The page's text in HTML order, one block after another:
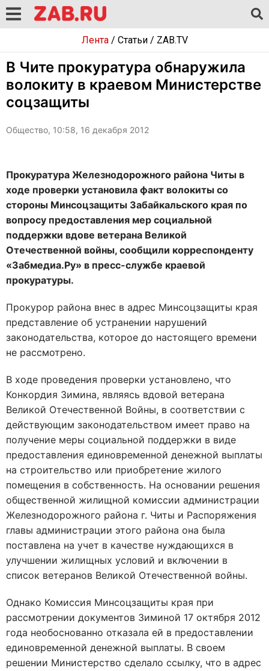
Лента/ Статьи/ ZAB.TV
В Чите прокуратура обнаружила
волокиту в краевом Министерстве
соцзащиты
Общество, 10:58, 16 декабря 2012
Прокуратура Железнодорожного района Читы в
ходе проверки установила факт волокиты со
стороны Минсоцзащиты Забайкальского края по
вопросу предоставления мер социальной
поддержки вдове ветерана Великой
Отечественной войны, сообщили корреспонденту
«Забмедиа.Ру» в пресс-службе краевой
прокуратуры.
Прокурор района внес в адрес Минсоцзащиты края
представление об устранении нарушений
законодательства, которое до настоящего времени
не рассмотрено.
В ходе проведения проверки установлено, что
Конкордия Зимина, являясь вдовой ветерана
Великой Отечественной Войны, в соответствии с
действующим законодательством имеет право на
получение меры социальной поддержки в виде
предоставления единовременной денежной выплаты
на строительство или приобретение жилого
помещения в собственность. На основании решения
общественной жилищной комиссии администрации
Железнодорожного района г. Читы и Распоряжения
главы администрации этого района она была
поставлена на учет в качестве нуждающихся в
улучшении жилищных условий и включении в
список ветеранов Великой Отечественной войны.
Однако Комиссия Минсоцзащиты края при
рассмотрении документов Зиминой 17 октября 2012
года необоснованно отказала ей в предоставлении
единовременной денежной выплаты. В своем
решении Министерство сделало ссылку, что в адрес